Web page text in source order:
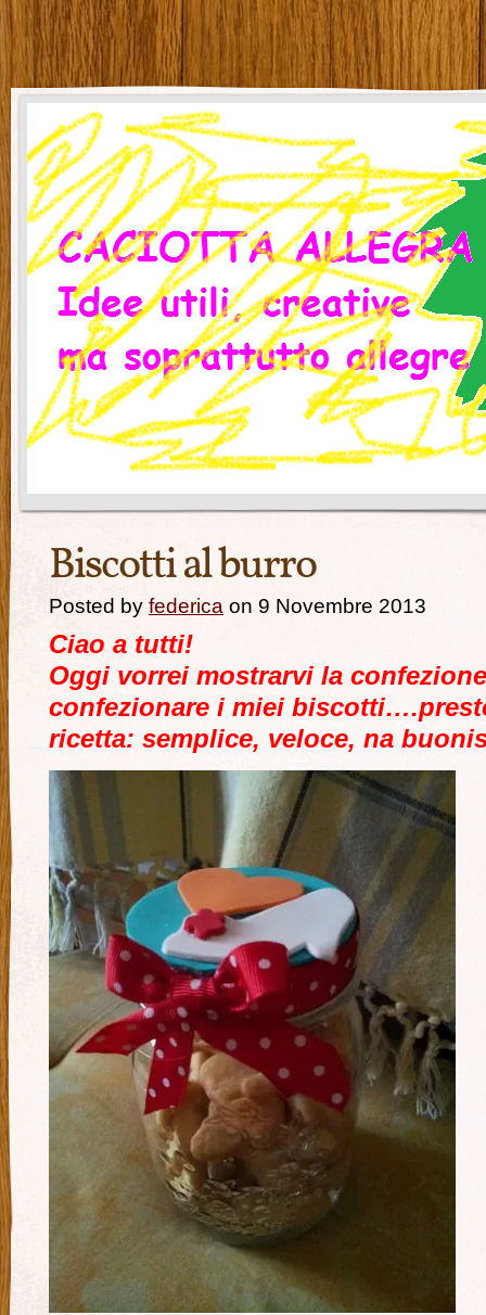
Biscotti al burro
Posted by federica on 9 Novembre 2013
Ciao a tutti!
Oggi vorrei mostrarvi la
confezionare i miei
ricetta: semplice, veloce, na